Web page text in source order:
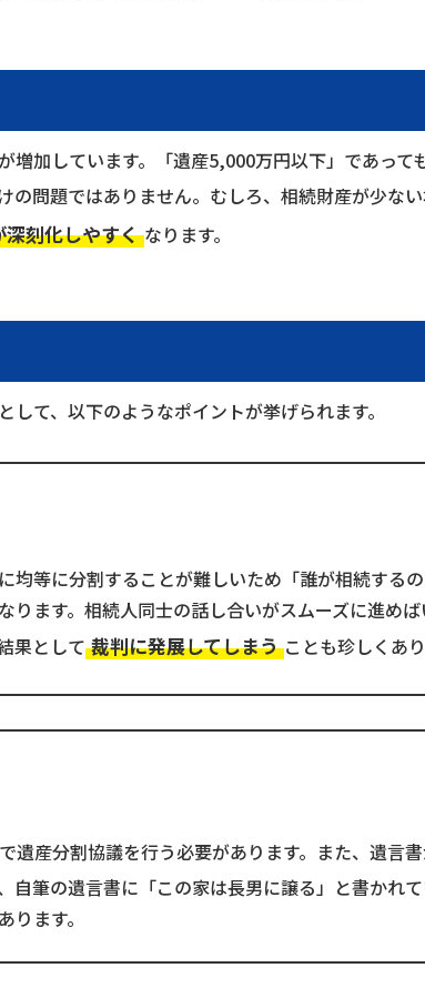
増加しています。「遺産5,000万円以下」であって
の問題ではありません。むしろ、相続財産が少な
深刻化しやすく なります。
て、以下のようなポイントが挙げられます。
均等に分割することが難しいため「誰が相続する
ります。相続人同士の話し合いがスムーズに進め
果として 裁判に発展してしまう ことも珍しくあ
で遺産分割協議を行う必要があります。また、遺言
自筆の遺言書に「この家は長男に譲る」と書かれ
ます。